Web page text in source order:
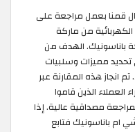
قمنا بعمل مراجعة على
من ماركة
باناسونيك. الهدف من
مميزات وسلبيات
انجاز هذه المقارنة عبر
الذين قاموا
مصداقية عالية. إذا
ام باناسونيك فتابع